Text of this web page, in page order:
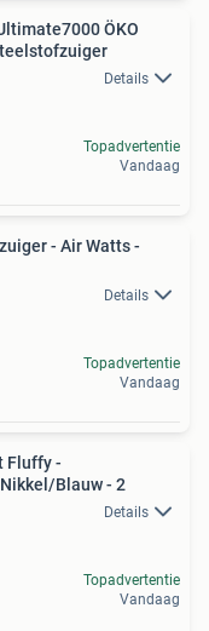
ÖKO
Details
Topadvertentie
Vandaag
- Air Watts -
Details
Topadvertentie
Vandaag
Fluffy -
Blauw - 2
Details
Topadvertentie
Vandaag